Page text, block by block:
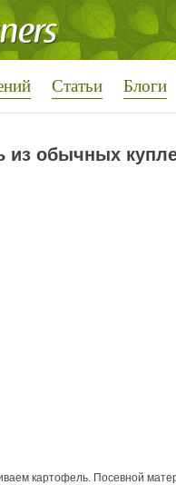
Статьи Блоги
из обычных
картофель. Посевной